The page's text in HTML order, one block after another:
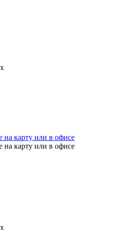
на карту или в офисе
на карту или в офисе